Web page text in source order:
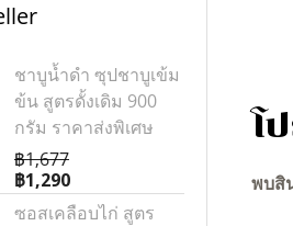
โ
พบสิ
ชาบูน้ำดำ ซุปชาบูเข้ม
ข้น สูตรดั้งเดิม 900
กรัม ราคาส่งพิเศษ
฿1,677
฿1,290
ซอสเคลือบไก่ สูตร